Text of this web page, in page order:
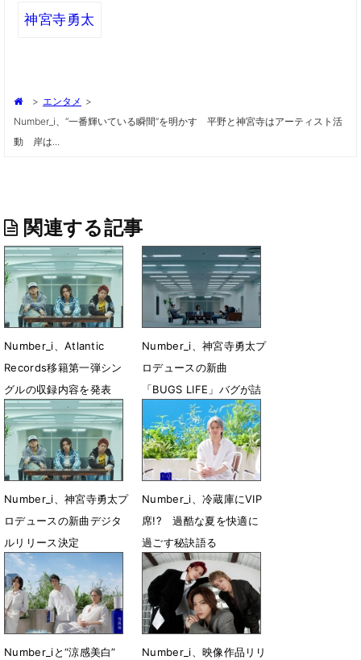
神宮寺勇太
> エンタメ >
Number_i、“一番輝いている瞬間”を明かす 平野と神宮寺はアーティスト活
動 岸は...
関連する記事
Number_i、Atlantic
Records移籍第一弾シン
グルの収録内容を発表
7月22日 21時15分
Number_i、神宮寺勇太プ
ロデュースの新曲
「BUGS LIFE」バグが詰
まったMV公開
7月13日 08時00分
Number_i、神宮寺勇太プ
ロデュースの新曲デジタ
ルリリース決定
7月5日 22時44分
Number_i、冷蔵庫にVIP
席!? 過酷な夏を快適に
過ごす秘訣語る
6月23日 16時00分
Number_iと“涼感美白”
Number_i、映像作品リリ